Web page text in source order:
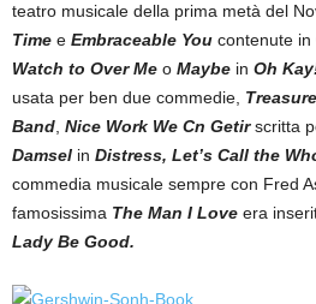
teatro musicale della prima metà del
Time e Embraceable You contenute in
Watch to Over Me o Maybe in Oh
usata per ben due commedie,
Band Nice Work We Cn Getirscritta
Damsel in Distress, Let’s Call the
commedia musicale sempre con Fred
famosissima The Man I Love era
Lady Be Good.